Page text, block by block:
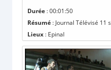
Durée : 00:01:50
Résumé : Journal Télévisé
Lieux : Epinal